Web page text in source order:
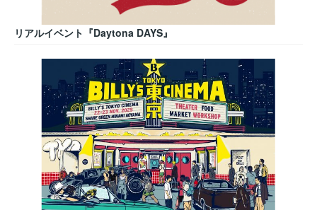
リアルイベント『Daytona DAYS』